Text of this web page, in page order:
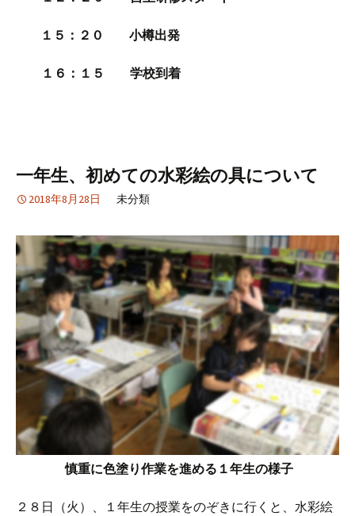
１５：２０ 小樽出発
１６：１５ 学校到着
一年生、初めての水彩絵の具について
2018年8月28日 未分類
慎重に色塗り作業を進める１年生の様子
２８日（火）、１年生の授業をのぞきに行くと、水彩絵